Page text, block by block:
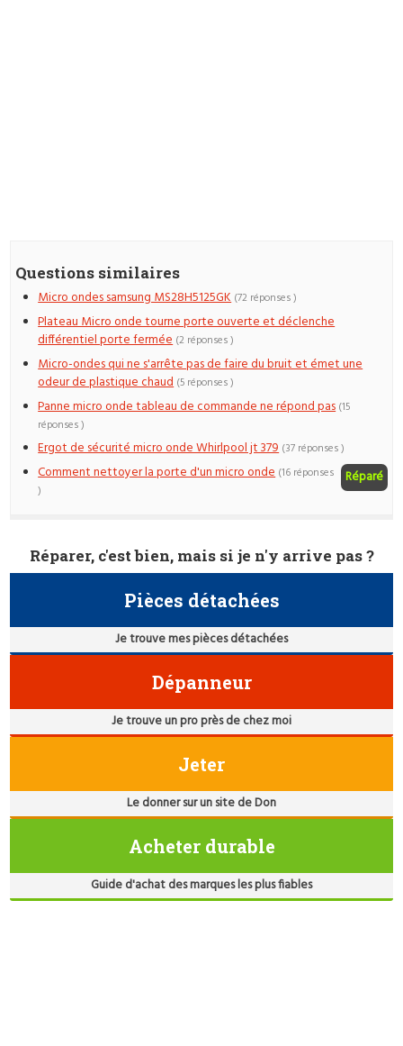
Questions similaires
Micro ondes samsung MS28H5125GK (72 réponses )
Plateau Micro onde tourne porte ouverte et déclenche
différentiel porte fermée (2 réponses )
Micro-ondes qui ne s'arrête pas de faire du bruit et émet une
odeur de plastique chaud (5 réponses )
Panne micro onde tableau de commande ne répond pas (15
réponses )
Ergot de sécurité micro onde Whirlpool jt 379 (37 réponses )
Comment nettoyer la porte d'un micro onde Réparé
(16 réponses
)
Réparer, c'est bien, mais si je n'y arrive pas ?
Pièces détachées
Je trouve mes pièces détachées
Dépanneur
Je trouve un pro près de chez moi
Jeter
Le donner sur un site de Don
Acheter durable
Guide d'achat des marques les plus fiables